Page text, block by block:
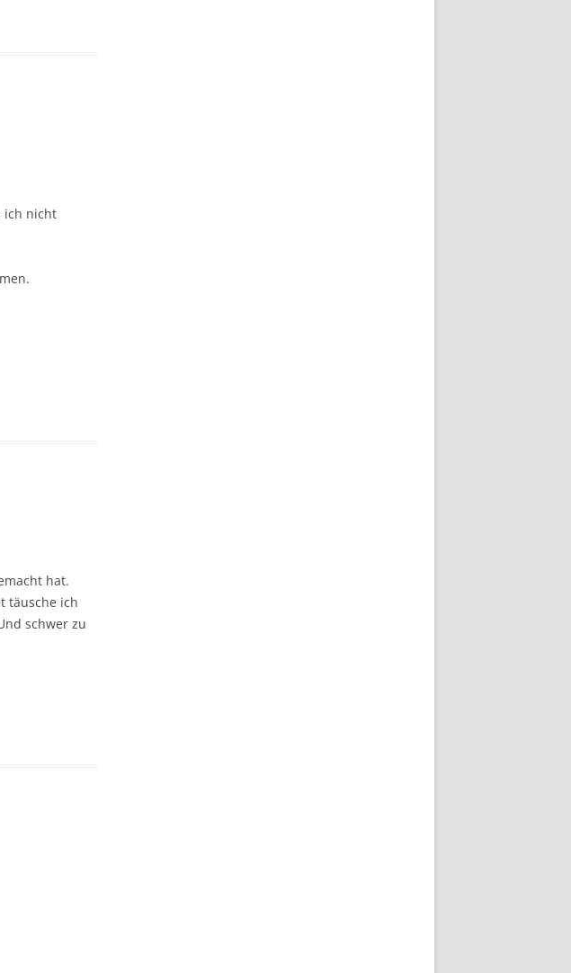
ich nicht
hat.
täusche ich
schwer zu